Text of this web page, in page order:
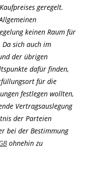
geregelt.
keinen Raum für
Da sich auch im
der übrigen
dafür finden,
für die
festlegen wollten,
Vertragsauslegung
der Parteien
bei der Bestimmung
ohnehin zu